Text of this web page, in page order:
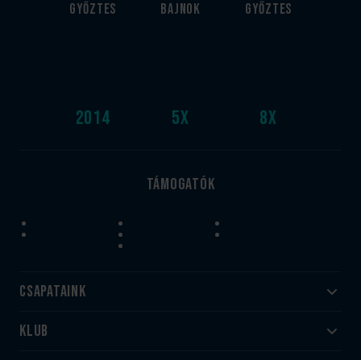
győztes
2014
bajnok
5x
győztes
8x
Támogatók
Csapataink
Felnőtt
Klub